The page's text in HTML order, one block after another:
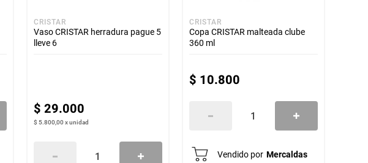
CRISTAR
Vaso CRISTAR herradura pague 5
lleve 6
$ 29.000
$ 5.800,00xunidad
CRISTAR
Copa CRISTAR malteada clube
360 ml
$ 10.800
Vendido por Mercaldas